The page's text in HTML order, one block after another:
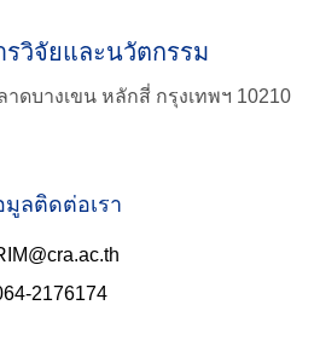
วิจัยและนวัตกรรม
ดบางเขน หลักสี่ กรุงเทพฯ 10210
มูลติดต่อเรา
2176174